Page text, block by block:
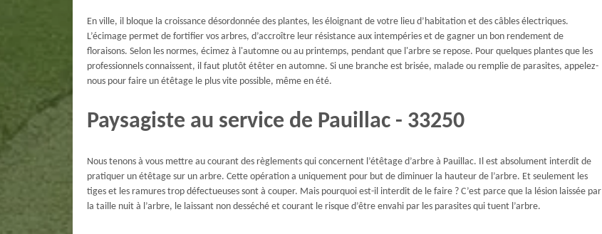
En ville, il bloque la croissance désordonnée des plantes, les éloignant de votre lieu d’habitation et des câbles électriques.
L’écimage permet de fortifier vos arbres, d’accroître leur résistance aux intempéries et de gagner un bon rendement de
floraisons. Selon les normes, écimez à l'automne ou au printemps, pendant que l'arbre se repose. Pour quelques plantes que les
professionnels connaissent, il faut plutôt étêter en automne. Si une branche est brisée, malade ou remplie de parasites, appelez-
nous pour faire un étêtage le plus vite possible, même en été.
Paysagiste au service de Pauillac - 33250
Nous tenons à vous mettre au courant des règlements qui concernent l’étêtage d’arbre à Pauillac. Il est absolument interdit de
pratiquer un étêtage sur un arbre. Cette opération a uniquement pour but de diminuer la hauteur de l’arbre. Et seulement les
tiges et les ramures trop défectueuses sont à couper. Mais pourquoi est-il interdit de le faire ? C’est parce que la lésion laissée par
la taille nuit à l’arbre, le laissant non desséché et courant le risque d’être envahi par les parasites qui tuent l’arbre.